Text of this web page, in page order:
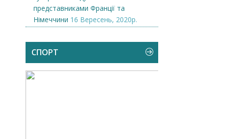
представниками Франції та
Німеччини 16 Вересень, 2020р.
СПОРТ